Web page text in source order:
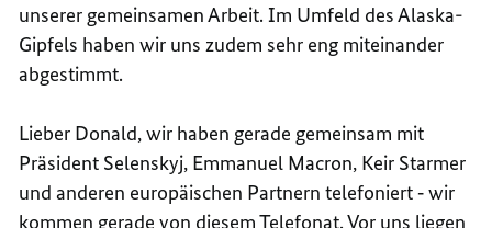
unserer gemeinsamen Arbeit. Im Umfeld des Alaska-
Gipfels haben wir uns zudem sehr eng miteinander
abgestimmt.
Lieber Donald, wir haben gerade gemeinsam mit
Präsident Selenskyj, Emmanuel Macron, Keir Starmer
und anderen europäischen Partnern telefoniert ‑ wir
kommen gerade von diesem Telefonat. Vor uns liegen